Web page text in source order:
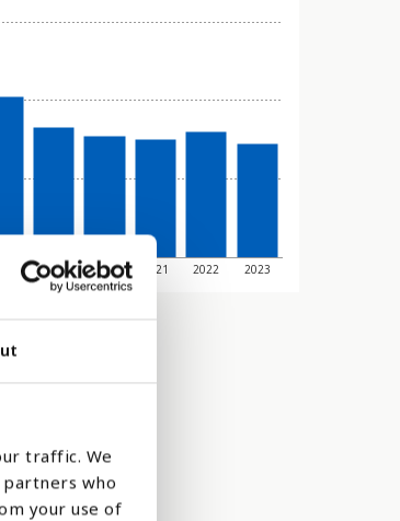
traffic. We
who
your use of
2019 2020 2021 2022 2023